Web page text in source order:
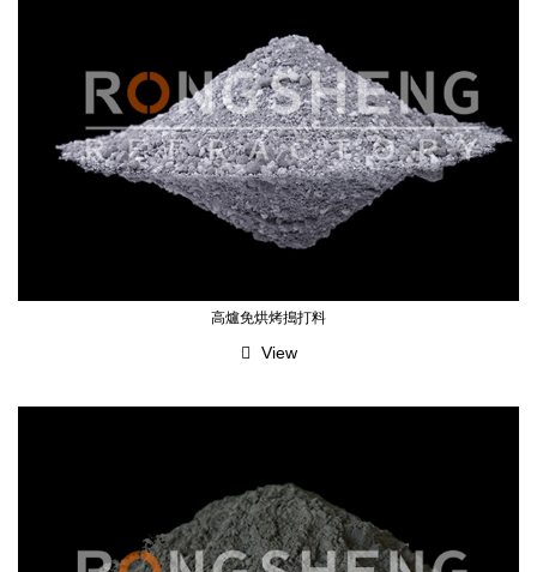
高爐免烘烤搗打料
View